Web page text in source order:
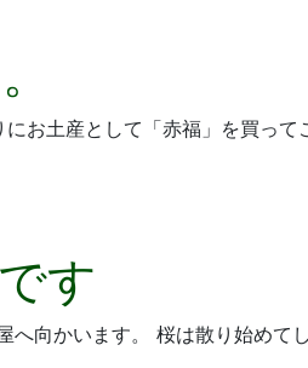
お土産として「赤福」を買っ
す
向かいます。 桜は散り始めてし